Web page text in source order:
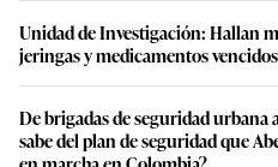
Unidad de Investigación: Hallan
jeringas y medicamentos
De brigadas de seguridad urbana
sabe del plan de seguridad que